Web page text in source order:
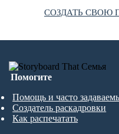
СОЗДАТЬ СВОЮ
Помогите
Помощь и часто
Создатель раскадровки
Как распечатать